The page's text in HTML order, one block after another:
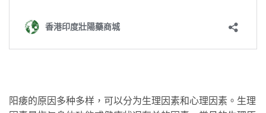
阳痿的原因多种多样，可以分为生理因素和心理因素。生理